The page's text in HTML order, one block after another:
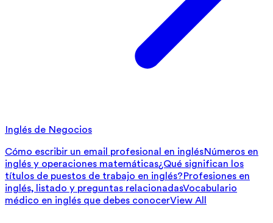
Inglés de Negocios
Cómo escribir un email profesional en inglésNúmeros en
inglés y operaciones matemáticas¿Qué significan los
títulos de puestos de trabajo en inglés?Profesiones en
inglés, listado y preguntas relacionadasVocabulario
médico en inglés que debes conocerView All